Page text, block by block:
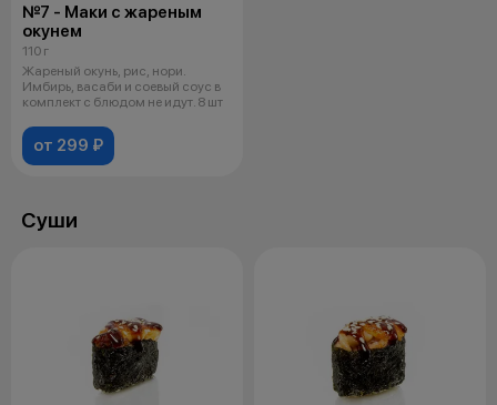
№7 - Маки с жареным
окунем
110 г
Жареный окунь, рис, нори.
Имбирь, васаби и соевый соус в
комплект с блюдом не идут. 8 шт
от 299 ₽
Суши